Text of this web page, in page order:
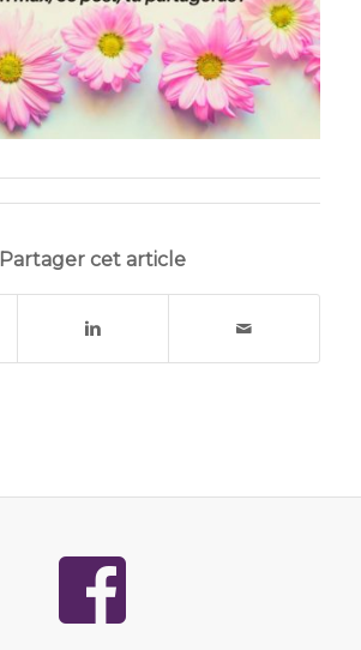
Partager cet article